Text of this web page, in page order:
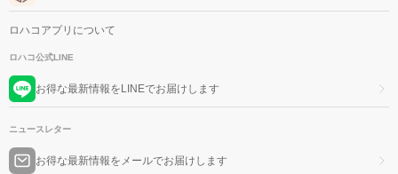
ロハコアプリについて
ロハコ公式LINE
お得な最新情報をLINEでお届けします
ニュースレター
お得な最新情報をメールでお届けします